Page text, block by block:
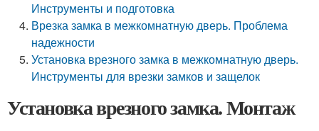
Инструменты и подготовка
Врезка замка в межкомнатную дверь. Проблема
надежности
Установка врезного замка в межкомнатную дверь.
Инструменты для врезки замков и защелок
Установка врезного замка. Монтаж